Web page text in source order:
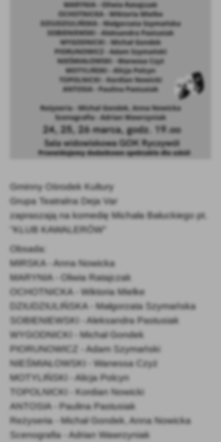
Firmy te działają w charakterze pośredników prezentujących nasze
treści w postaci wiadomości, ofert, komunikatów mediów
społecznościowych.
Gminny Ośrodek Kultury
Grupa Teatralna Deja Var
zapraszają na komedię Michała Bałuckiego pt.
"KLUB KAWALERÓW"
Obsada:
MIRSKA - Anna Nowicka
MARYNIA - Oliwia Ratajczak
OCHOTNICKA - Wiktoria Mielke
DZIUDZIULIŃSKA - Małgorzata Szymańska
SOBIENIEWSKI - Aleksandra Pastusiak
WYGODNICKI - Michał Gondek
PIORUNOWICZ - Adam Szymański
NIEŚMIAŁOWSKI - Wanessa Czyż
MOTYLIŃSKI - Alicja Polcyn
TOPOLNICKI - Kordian Nowicki
ANTOSIA - Paulina Pastusiak
Reżyseria - Michał Gondek, Anna Nowicka
Scenografia - Adrian Wawrzyniak